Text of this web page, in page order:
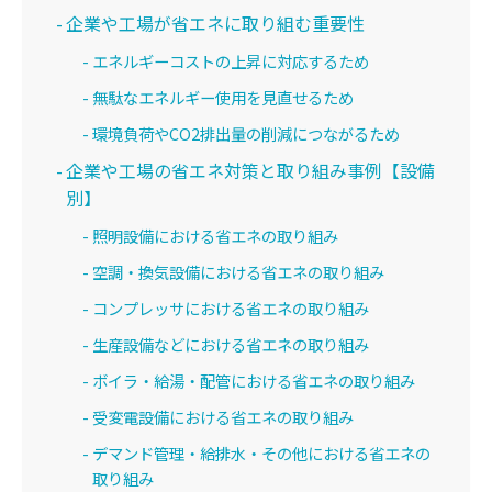
企業や工場が省エネに取り組む重要性
エネルギーコストの上昇に対応するため
無駄なエネルギー使用を見直せるため
環境負荷やCO2排出量の削減につながるため
企業や工場の省エネ対策と取り組み事例【設備
別】
照明設備における省エネの取り組み
空調・換気設備における省エネの取り組み
コンプレッサにおける省エネの取り組み
生産設備などにおける省エネの取り組み
ボイラ・給湯・配管における省エネの取り組み
受変電設備における省エネの取り組み
デマンド管理・給排水・その他における省エネの
取り組み